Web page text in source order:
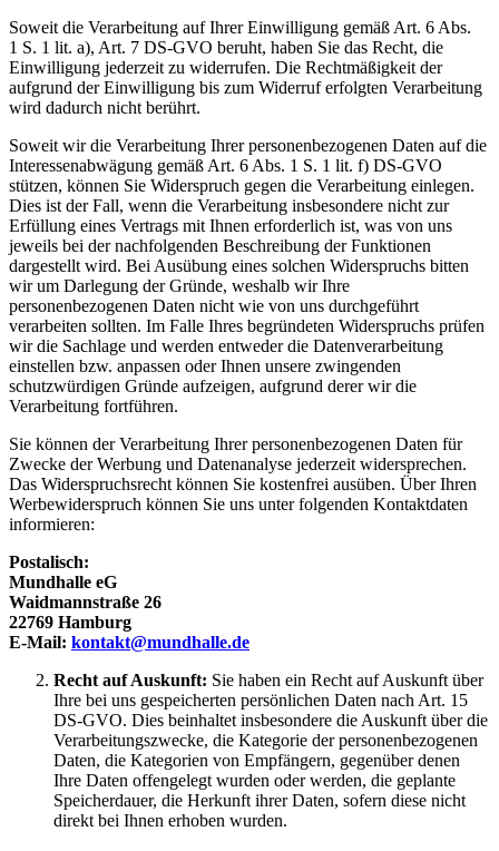
Soweit die Verarbeitung auf Ihrer Einwilligung gemäß Art. 6 Abs.
1 S. 1 lit. a), Art. 7 DS-GVO beruht, haben Sie das Recht, die
Einwilligung jederzeit zu widerrufen. Die Rechtmäßigkeit der
aufgrund der Einwilligung bis zum Widerruf erfolgten Verarbeitung
wird dadurch nicht berührt.
Soweit wir die Verarbeitung Ihrer personenbezogenen Daten auf die
Interessenabwägung gemäß Art. 6 Abs. 1 S. 1 lit. f) DS-GVO
stützen, können Sie Widerspruch gegen die Verarbeitung einlegen.
Dies ist der Fall, wenn die Verarbeitung insbesondere nicht zur
Erfüllung eines Vertrags mit Ihnen erforderlich ist, was von uns
jeweils bei der nachfolgenden Beschreibung der Funktionen
dargestellt wird. Bei Ausübung eines solchen Widerspruchs bitten
wir um Darlegung der Gründe, weshalb wir Ihre
personenbezogenen Daten nicht wie von uns durchgeführt
verarbeiten sollten. Im Falle Ihres begründeten Widerspruchs prüfen
wir die Sachlage und werden entweder die Datenverarbeitung
einstellen bzw. anpassen oder Ihnen unsere zwingenden
schutzwürdigen Gründe aufzeigen, aufgrund derer wir die
Verarbeitung fortführen.
Sie können der Verarbeitung Ihrer personenbezogenen Daten für
Zwecke der Werbung und Datenanalyse jederzeit widersprechen.
Das Widerspruchsrecht können Sie kostenfrei ausüben. Über Ihren
Werbewiderspruch können Sie uns unter folgenden Kontaktdaten
informieren:
Postalisch:
Mundhalle eG
Waidmannstraße 26
22769 Hamburg
E-Mail: kontakt@mundhalle.de
Recht auf Auskunft: Sie haben ein Recht auf Auskunft über
Ihre bei uns gespeicherten persönlichen Daten nach Art. 15
DS-GVO. Dies beinhaltet insbesondere die Auskunft über die
Verarbeitungszwecke, die Kategorie der personenbezogenen
Daten, die Kategorien von Empfängern, gegenüber denen
Ihre Daten offengelegt wurden oder werden, die geplante
Speicherdauer, die Herkunft ihrer Daten, sofern diese nicht
direkt bei Ihnen erhoben wurden.